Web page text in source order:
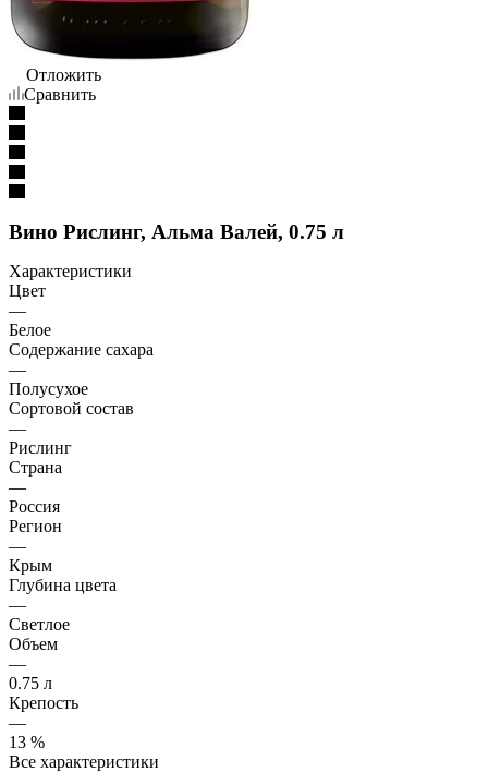
Отложить
Сравнить
Вино Рислинг, Альма Валей, 0.75 л
Характеристики
Цвет
—
Белое
Содержание сахара
—
Полусухое
Сортовой состав
—
Рислинг
Страна
—
Россия
Регион
—
Крым
Глубина цвета
—
Светлое
Объем
—
0.75 л
Крепость
—
13 %
Все характеристики